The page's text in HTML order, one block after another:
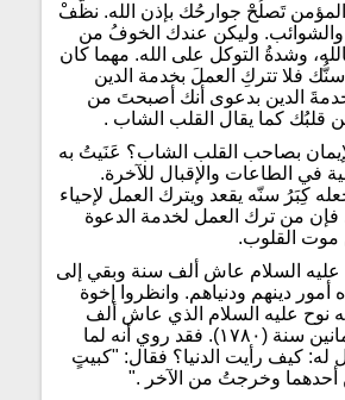
تَصلُحْ جوارحُك بإذن الله. نظّفْ
والشوائب. وليكن عندك الخوفُ من
وشدةُ التوكل على الله. مهما كان
فلا تتركِ العملَ بخدمة الدين
خدمةَ الدين بدعوى أنك أصبحتَ من
قلبُك كما يقال القلب الشاب .
بصاحب القلب الشاب؟ عَنَيتُ به
في الطاعات والإقبال للآخرة.
كِبَرُ سنّه يقعد ويترك العمل لإحياء
من ترك العمل لخدمة الدعوة
موت القلوب.
عليه السلام عاش ألف سنة وبقي إلى
أمور دينهم ودنياهم. وانظروا إخوة
نوح عليه السلام الذي عاش ألف
سنة وسبعمائة وثمانين سنة (١٧٨٠). فقد روي أنه لما
له: كيف رأيت الدنيا؟ فقال: "كبيتٍ
أحدهما وخرجتُ من الآخر ."